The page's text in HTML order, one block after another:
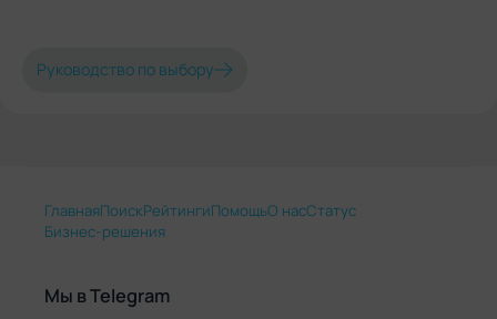
Руководство по выбору
ГлавнаяПоискРейтингиПомощьО насСтатус
Бизнес-решения
Мы в Telegram